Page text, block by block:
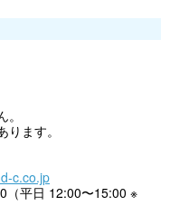
ます。
c.co.jp
（平日 12:00〜15:00 ※